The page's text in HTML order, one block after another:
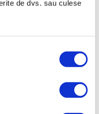
de dvs. sau culese
Adrian Cojocaru;
publicate prin